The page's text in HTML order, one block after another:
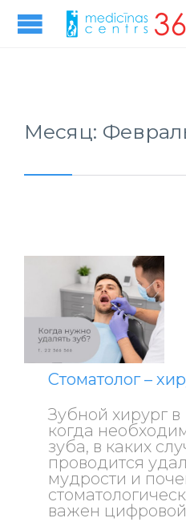
Месяц:
Стоматолог –
Зубной хирург
когда
зуба, в каких
проводится
мудрости и
важен цифровой